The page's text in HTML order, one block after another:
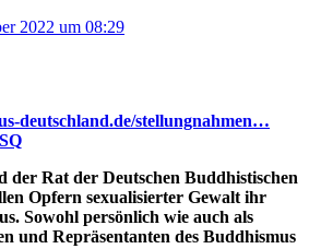
2022 um 08:29
deutschland.de/stellungnahmen…
der Rat der Deutschen Buddhistischen
Opfern sexualisierter Gewalt ihr
Sowohl persönlich wie auch als
und Repräsentanten des Buddhismus